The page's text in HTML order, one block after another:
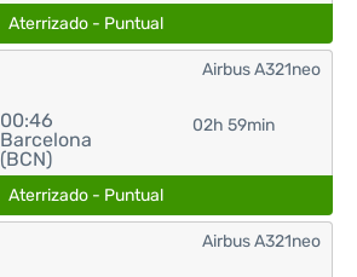
Aterrizado - Puntual
00:46
Barcelona
(BCN)
02h 59min
Airbus A321neo
Aterrizado - Puntual
Airbus A321neo